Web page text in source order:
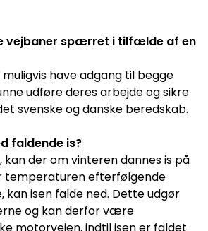
vejbaner spærret i tilfælde af en
have adgang til begge
udføre deres arbejde og sikre
svenske og danske beredskab.
faldende is?
der om vinteren dannes is på
temperaturen efterfølgende
kan isen falde ned. Dette udgør
og kan derfor være